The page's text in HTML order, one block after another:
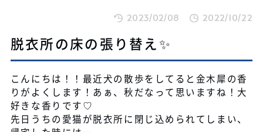
2023/02/08 2022/10/22
脱衣所の床の張り替え✨
こんにちは！！最近犬の散歩をしてると金木犀の香
りがよくします！あぁ、秋だなって思いますね！大
好きな香りです♡
先日うちの愛猫が脱衣所に閉じ込められてしまい、